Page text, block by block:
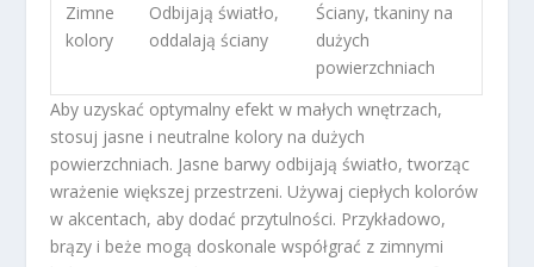
Zimne
kolory
Odbijają światło,
oddalają ściany
Ściany, tkaniny na
dużych
powierzchniach
Aby uzyskać optymalny efekt w małych wnętrzach,
stosuj jasne i neutralne kolory na dużych
powierzchniach. Jasne barwy odbijają światło, tworząc
wrażenie większej przestrzeni. Używaj ciepłych kolorów
w akcentach, aby dodać przytulności. Przykładowo,
brązy i beże mogą doskonale współgrać z zimnymi